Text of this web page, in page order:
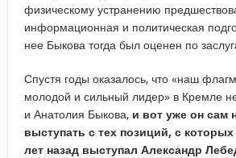
физическому устранению
информационная и политическая
нее Быкова тогда был оценен по
Спустя годы оказалось, что «наш
молодой и сильный лидер» в Кремле
и Анатолия Быкова, и вот уже он сам
выступать с тех позиций, с
лет назад выступал Александр